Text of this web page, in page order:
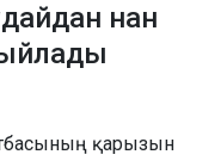
нан
қарызын